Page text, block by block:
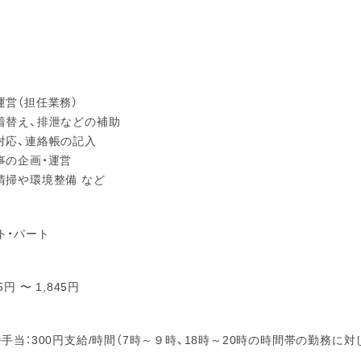
（担任業務）
替え、排泄などの補助
応、連絡帳の記入
の企画・運営
掃や環境整備 など
・パート
円 〜 1,845円
手当：300円支給/時間（7時～９時、18時～20時の時間帯の勤務に対